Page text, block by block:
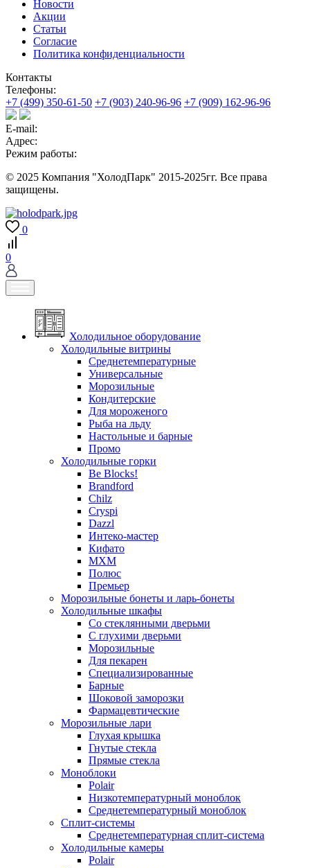
Новости
Акции
Статьи
Согласие
Политика конфиденциальности
Контакты
Телефоны:
+7 (499) 350-61-50 +7 (903) 240-96-96 +7 (909) 162-96-96
E-mail:
Адрес:
Режим работы:
© 2025 Компания "ХолодПарк" 2015-2025гг. Все права
защищены.
0
0
Холодильное оборудование
Холодильные витрины
Среднетемпературные
Универсальные
Морозильные
Кондитерские
Для мороженого
Рыба на льду
Настольные и барные
Промо
Холодильные горки
Be Blocks!
Brandford
Chilz
Cryspi
Dazzl
Интеко-мастер
Кифато
МХМ
Полюс
Премьер
Морозильные бонеты и ларь-бонеты
Холодильные шкафы
Со стеклянными дверьми
С глухими дверьми
Морозильные
Для пекарен
Специализированные
Барные
Шоковой заморозки
Фармацевтические
Морозильные лари
Глухая крышка
Гнутые стекла
Прямые стекла
Моноблоки
Polair
Низкотемпературный моноблок
Среднетемпературный моноблок
Сплит-системы
Среднетемпературная сплит-система
Холодильные камеры
Polair